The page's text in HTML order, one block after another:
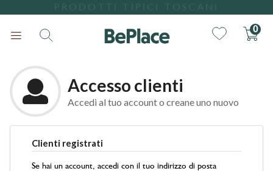
0
Ricerca
Accesso clienti
Accedi al tuo account o creane uno nuovo
Clienti registrati
Se hai un account, accedi con il tuo indirizzo di posta